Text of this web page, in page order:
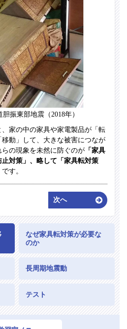
振東部地震（2018年）
家の中の家具や家電製品が「転
動」して、大きな被害につなが
の現象を未然に防ぐのが 「家具
対策」、略して「家具転対策
です。
次へ
なぜ家具転対策が必要な
のか
長周期地震動
テスト